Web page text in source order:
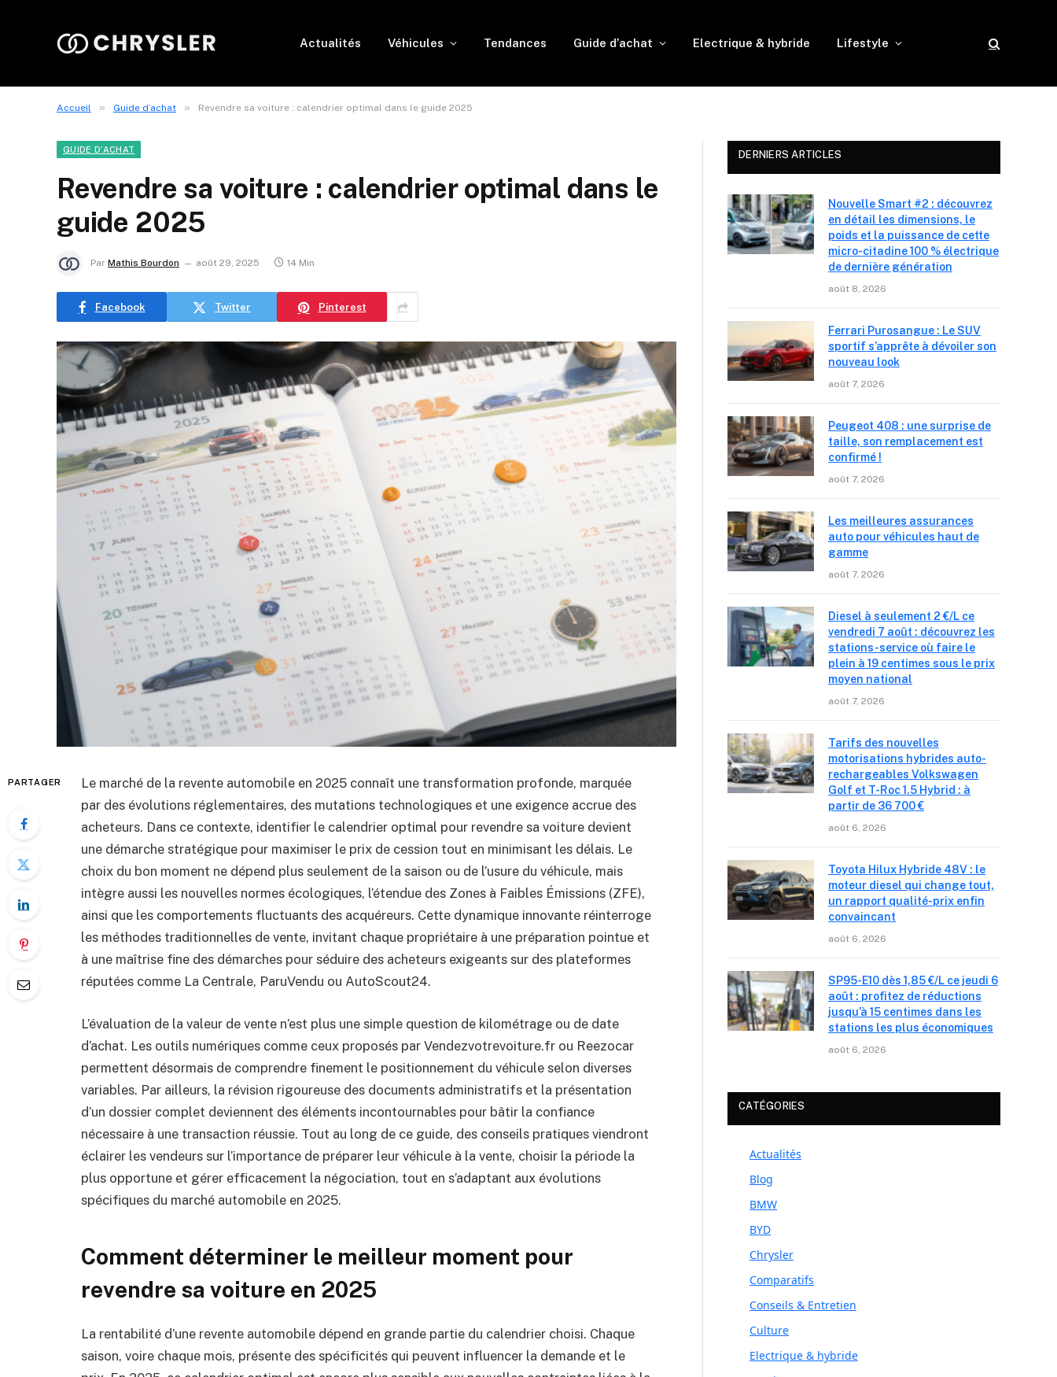
Actualités Véhicules Tendances Guide d’achat Electrique & hybride Lifestyle
Accueil » Guide d’achat » Revendre sa voiture : calendrier optimal dans le guide 2025
GUIDE D’ACHAT
Revendre sa voiture : calendrier optimal dans le
guide 2025
Par Mathis Bourdon août 29, 2025 14 Min
Facebook Twitter Pinterest
PARTAGER
Le marché de la revente automobile en 2025 connaît une transformation profonde, marquée
par des évolutions réglementaires, des mutations technologiques et une exigence accrue des
acheteurs. Dans ce contexte, identifier le calendrier optimal pour revendre sa voiture devient
une démarche stratégique pour maximiser le prix de cession tout en minimisant les délais. Le
choix du bon moment ne dépend plus seulement de la saison ou de l’usure du véhicule, mais
intègre aussi les nouvelles normes écologiques, l’étendue des Zones à Faibles Émissions (ZFE),
ainsi que les comportements fluctuants des acquéreurs. Cette dynamique innovante réinterroge
les méthodes traditionnelles de vente, invitant chaque propriétaire à une préparation pointue et
à une maîtrise fine des démarches pour séduire des acheteurs exigeants sur des plateformes
réputées comme La Centrale, ParuVendu ou AutoScout24.
L’évaluation de la valeur de vente n’est plus une simple question de kilométrage ou de date
d’achat. Les outils numériques comme ceux proposés par Vendezvotrevoiture.fr ou Reezocar
permettent désormais de comprendre finement le positionnement du véhicule selon diverses
variables. Par ailleurs, la révision rigoureuse des documents administratifs et la présentation
d’un dossier complet deviennent des éléments incontournables pour bâtir la confiance
nécessaire à une transaction réussie. Tout au long de ce guide, des conseils pratiques viendront
éclairer les vendeurs sur l’importance de préparer leur véhicule à la vente, choisir la période la
plus opportune et gérer efficacement la négociation, tout en s’adaptant aux évolutions
spécifiques du marché automobile en 2025.
Comment déterminer le meilleur moment pour
revendre sa voiture en 2025
La rentabilité d’une revente automobile dépend en grande partie du calendrier choisi. Chaque
saison, voire chaque mois, présente des spécificités qui peuvent influencer la demande et le
DERNIERS ARTICLES
Nouvelle Smart #2 : découvrez
en détail les dimensions, le
poids et la puissance de cette
micro-citadine 100 % électrique
de dernière génération
août 8, 2026
Ferrari Purosangue : Le SUV
sportif s’apprête à dévoiler son
nouveau look
août 7, 2026
Peugeot 408 : une surprise de
taille, son remplacement est
confirmé !
août 7, 2026
Les meilleures assurances
auto pour véhicules haut de
gamme
août 7, 2026
Diesel à seulement 2 €/L ce
vendredi 7 août : découvrez les
stations-service où faire le
plein à 19 centimes sous le prix
moyen national
août 7, 2026
Tarifs des nouvelles
motorisations hybrides auto-
rechargeables Volkswagen
Golf et T-Roc 1.5 Hybrid : à
partir de 36 700 €
août 6, 2026
Toyota Hilux Hybride 48V : le
moteur diesel qui change tout,
un rapport qualité-prix enfin
convaincant
août 6, 2026
SP95-E10 dès 1,85 €/L ce jeudi 6
août : profitez de réductions
jusqu’à 15 centimes dans les
stations les plus économiques
août 6, 2026
CATÉGORIES
Actualités
Blog
BMW
BYD
Chrysler
Comparatifs
Conseils & Entretien
Culture
Electrique & hybride